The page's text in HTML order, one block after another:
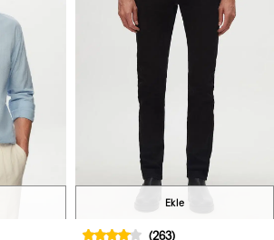
Ekle
(263)